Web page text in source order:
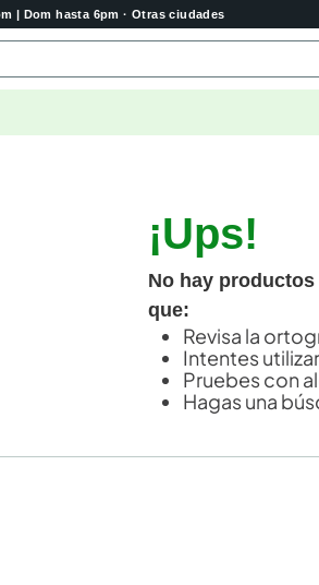
| Dom hasta 6pm · Otras ciudades
¡Ups!
No hay
que:
Revisa la
Intentes
Pruebes con
Hagas una